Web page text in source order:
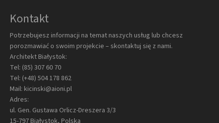
Kontakt
Potrzebujesz informacji na temat naszych usług lub chcesz
porozmawiać o swoim projekcie – skontaktuj się z nami.
Architekt Białystok:
Tel: (85) 307 60 70
Tel: (+48) 504 178 862
Mail: kicinski@aioni.pl
Adres:
ul. Gen. Gustawa Orlicz-Dreszera 3/3